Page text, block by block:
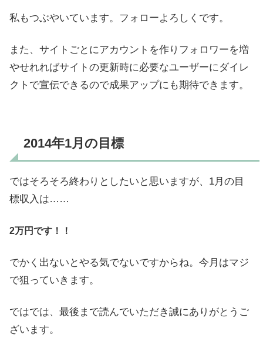
私もつぶやいています。フォローよろしくです。
また、サイトごとにアカウントを作りフォロワーを増
やせれればサイトの更新時に必要なユーザーにダイレ
クトで宣伝できるので成果アップにも期待できます。
2014年1月の目標
ではそろそろ終わりとしたいと思いますが、1月の目
標収入は……
2万円です！！
でかく出ないとやる気でないですからね。今月はマジ
で狙っていきます。
ではでは、最後まで読んでいただき誠にありがとうご
ざいます。